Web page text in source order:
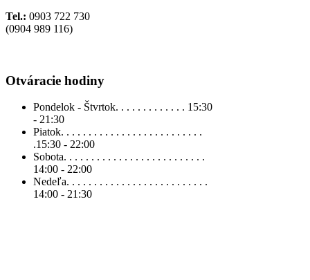
Tel.: 0903 722 730
(0904 989 116)
Otváracie hodiny
Pondelok - Štvrtok. . . . . . . . . . . . . 15:30
- 21:30
Piatok. . . . . . . . . . . . . . . . . . . . . . . . . .
.15:30 - 22:00
Sobota. . . . . . . . . . . . . . . . . . . . . . . . . .
14:00 - 22:00
Nedeľa. . . . . . . . . . . . . . . . . . . . . . . . . .
14:00 - 21:30